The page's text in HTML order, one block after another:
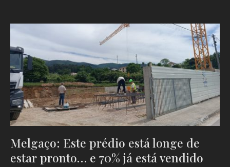
Melgaço: Este prédio está longe de
estar pronto… e 70% já está vendido